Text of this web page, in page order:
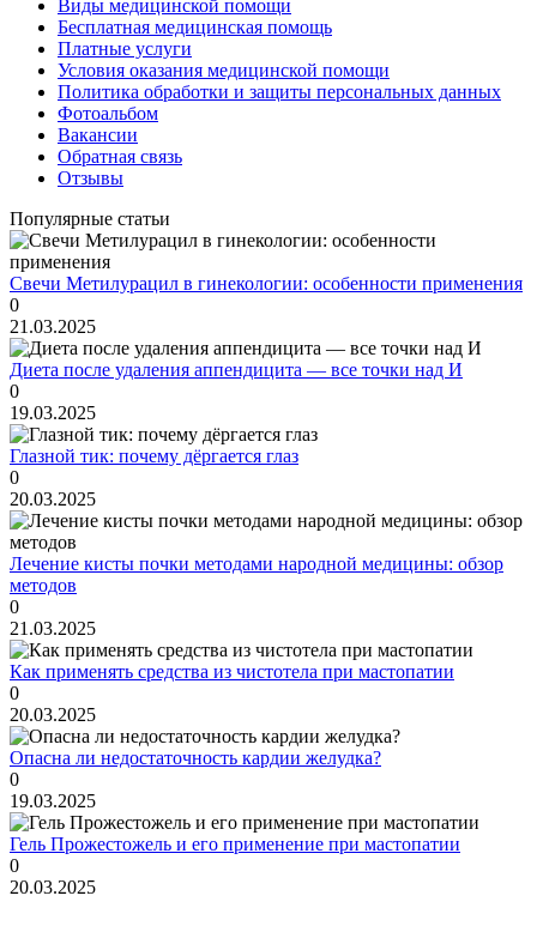
Виды медицинской помощи
Бесплатная медицинская помощь
Платные услуги
Условия оказания медицинской помощи
Политика обработки и защиты персональных данных
Фотоальбом
Вакансии
Обратная связь
Отзывы
Популярные статьи
Свечи Метилурацил в гинекологии: особенности применения
0
21.03.2025
Диета после удаления аппендицита — все точки над И
0
19.03.2025
Глазной тик: почему дёргается глаз
0
20.03.2025
Лечение кисты почки методами народной медицины: обзор
методов
0
21.03.2025
Как применять средства из чистотела при мастопатии
0
20.03.2025
Опасна ли недостаточность кардии желудка?
0
19.03.2025
Гель Прожестожель и его применение при мастопатии
0
20.03.2025